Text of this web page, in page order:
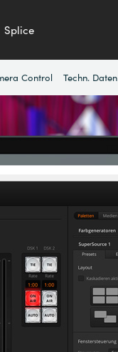
Splice
Control Techn. Daten